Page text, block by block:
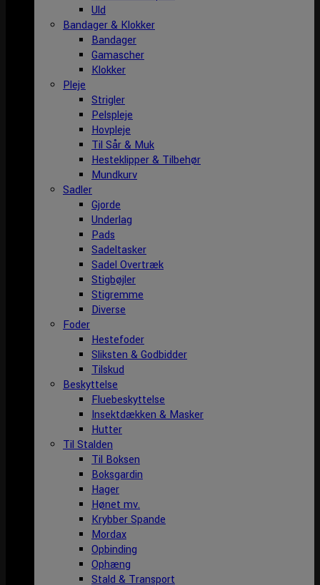
Uld
Bandager & Klokker
Bandager
Gamascher
Klokker
Pleje
Strigler
Pelspleje
Hovpleje
Til Sår & Muk
Hesteklipper & Tilbehør
Mundkurv
Sadler
Gjorde
Underlag
Pads
Sadeltasker
Sadel Overtræk
Stigbøjler
Stigremme
Diverse
Foder
Hestefoder
Sliksten & Godbidder
Tilskud
Beskyttelse
Fluebeskyttelse
Insektdækken & Masker
Hutter
Til Stalden
Til Boksen
Boksgardin
Hager
Hønet mv.
Krybber Spande
Mordax
Opbinding
Ophæng
Stald & Transport